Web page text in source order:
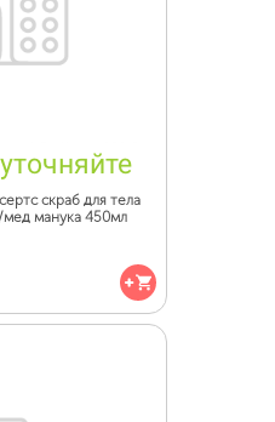
скраб для тела
мед манука 450мл